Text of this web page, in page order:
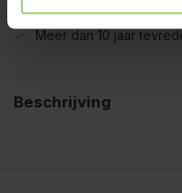
Betaal achteraf, geen
Meer dan 10 jaar
Beschrijving